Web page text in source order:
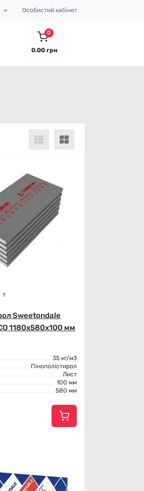
Особистий кабінет
0
0.00 грн
1
Sweetondale
1180x580x100 мм
35 кг/м3
Пінополістирол
Лист
100 мм
580 мм